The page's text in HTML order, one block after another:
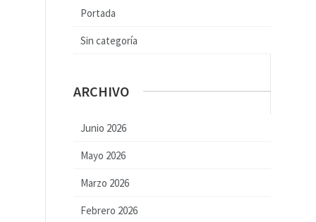
Portada
Sin categoría
ARCHIVO
Junio 2026
Mayo 2026
Marzo 2026
Febrero 2026